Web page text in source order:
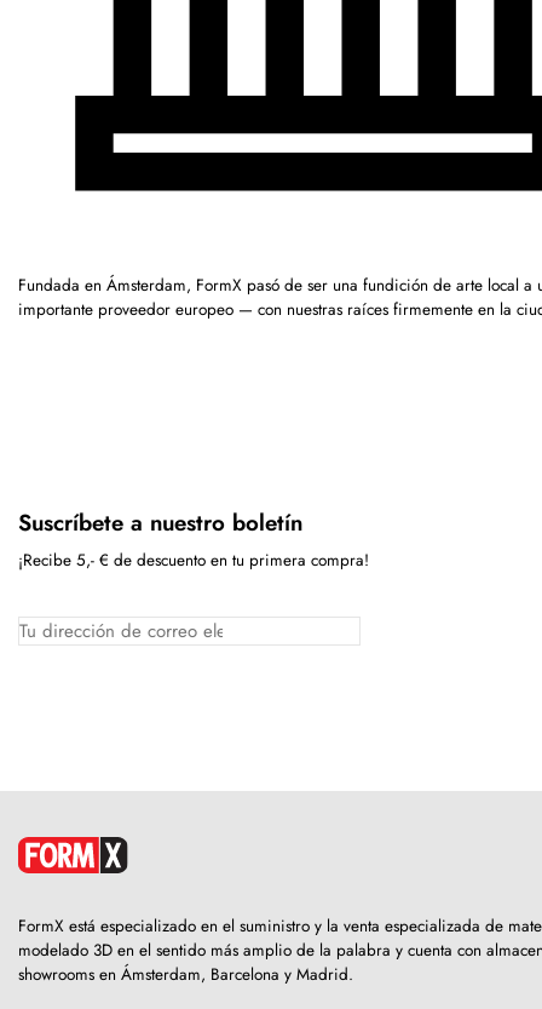
Fundada en Ámsterdam, FormX pasó de ser una fundición de arte local a
importante proveedor europeo — con nuestras raíces firmemente en la
Suscríbete a nuestro boletín
¡Recibe 5,- € de descuento en tu primera compra!
FormX está especializado en el suministro y la venta especializada de
modelado 3D en el sentido más amplio de la palabra y cuenta con
showrooms en Ámsterdam, Barcelona y Madrid.